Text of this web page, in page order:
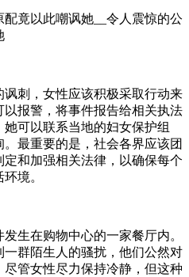
刺，女性应该积极采取行动来
报警，将事件报告给相关执法
可以联系当地的妇女保护组
最重要的是，社会各界应该团
和加强相关法律，以确保每个
境。
生在购物中心的一家餐厅内。
群陌生人的骚扰，他们公然对
管女性尽力保持冷静，但这种